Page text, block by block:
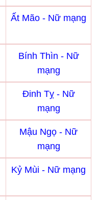
Ất Mão - Nữ mạng
Bính Thìn - Nữ
mạng
Đinh Tỵ - Nữ
mạng
Mậu Ngọ - Nữ
mạng
Kỷ Mùi - Nữ mạng